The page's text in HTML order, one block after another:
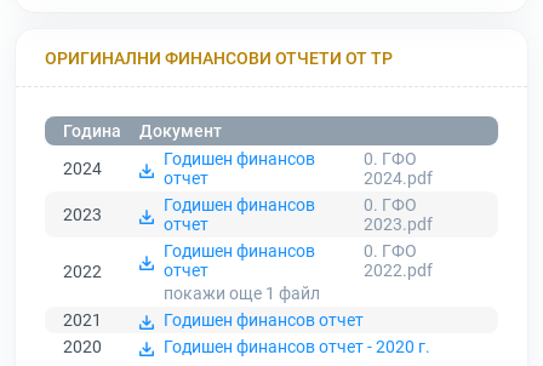
ОРИГИНАЛНИ ФИНАНСОВИ ОТЧЕТИ ОТ ТР
Година
Документ
2024
Годишен финансов
отчет
0. ГФО
2024.pdf
2023
Годишен финансов
отчет
0. ГФО
2023.pdf
2022
Годишен финансов
отчет
0. ГФО
2022.pdf
покажи още 1 файл
2021
Годишен финансов отчет
2020
Годишен финансов отчет - 2020 г.